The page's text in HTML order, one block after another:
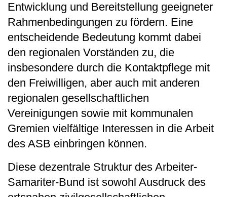
Entwicklung und Bereitstellung geeigneter
Rahmenbedingungen zu fördern. Eine
entscheidende Bedeutung kommt dabei
den regionalen Vorständen zu, die
insbesondere durch die Kontaktpflege mit
den Freiwilligen, aber auch mit anderen
regionalen gesellschaftlichen
Vereinigungen sowie mit kommunalen
Gremien vielfältige Interessen in die Arbeit
des ASB einbringen können.
Diese dezentrale Struktur des Arbeiter-
Samariter-Bund ist sowohl Ausdruck des